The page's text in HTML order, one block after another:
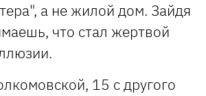
а не жилой дом. Зайдя
что стал жертвой